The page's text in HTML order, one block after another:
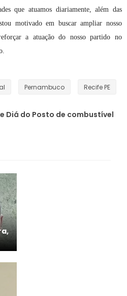
que atuamos diariamente, além das
motivado em buscar ampliar nosso
a atuação do nosso partido no
Pernambuco Recife PE
Diá do Posto de combustível